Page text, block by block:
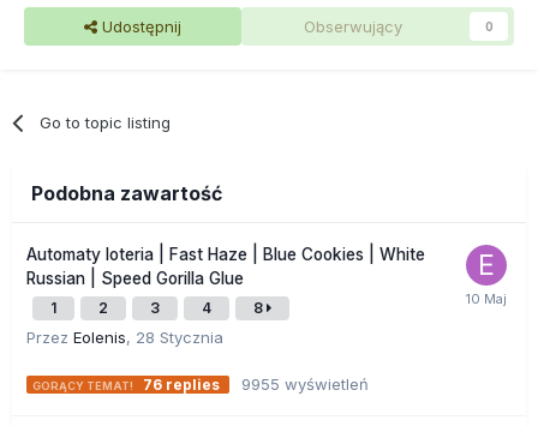
Udostępnij Obserwujący 0
Go to topic listing
Podobna zawartość
Automaty loteria | Fast Haze | Blue Cookies | White
Russian | Speed Gorilla Glue
1 2 3 4 8
Przez Eolenis, 28 Stycznia
76 replies 9955 wyświetleń